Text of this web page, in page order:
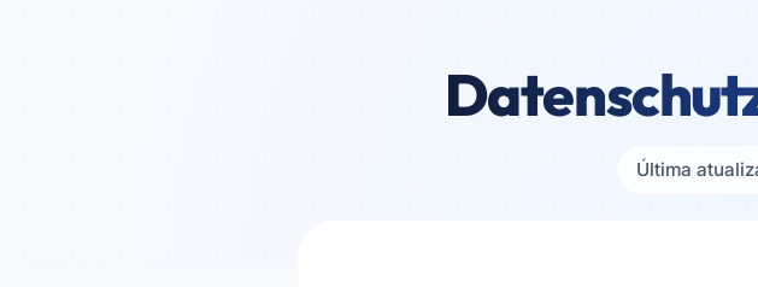
Última